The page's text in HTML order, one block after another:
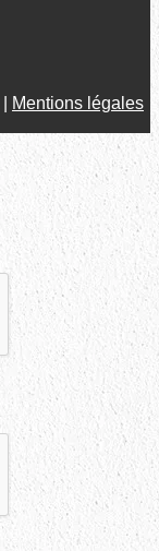
Mentions légales